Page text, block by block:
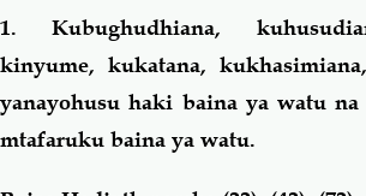
1. Kubughudhiana,
kinyume, kukatana,
yanayohusu haki baina ya watu na
mtafaruku baina ya watu.